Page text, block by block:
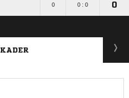
0 0 : 0 0
KADER